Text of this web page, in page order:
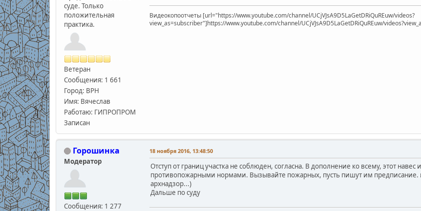
суде. Только
положительная
практика.
Ветеран
Сообщения: 1 661
Город: ВРН
Имя: Вячеслав
Работаю: ГИПРОПРОМ
Записан
Видеокопоотчеты [url="https://www.youtube.com/channel/UCjVJsA9D5LaGetDRiQuREuw/videos?
view_as=subscriber"]https://www.youtube.com/channel/UCjVJsA9D5LaGetDRiQuREuw/
Горошинка
Модератор
Сообщения: 1 277
18 ноября 2016, 13:48:50
Отступ от границ участка не соблюден, согласна. В дополнение ко всему, этот навес
противопожарными нормами. Вызывайте пожарных, пусть пишут им предписание.
архнадзор...)
Дальше по суду